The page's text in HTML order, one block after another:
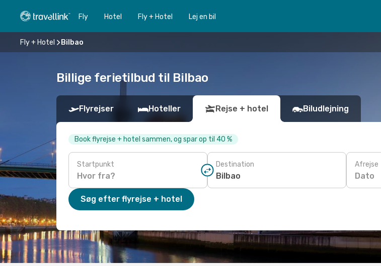
Fly Hotel Fly + Hotel Lej en bil
Fly + Hotel Bilbao
Billige ferietilbud til Bilbao
Flyrejser Hoteller Rejse + hotel Biludlejning
Book flyrejse + hotel sammen, og spar op til 40 %
Startpunkt Destination Afrejse
Dato
Søg efter flyrejse + hotel